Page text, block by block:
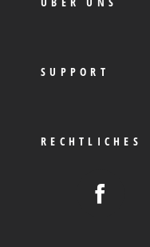
SUPPORT
RECHTLICHES